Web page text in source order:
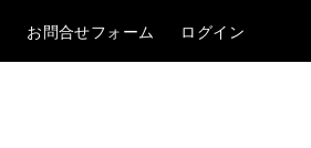
お問合せフォーム ログイン